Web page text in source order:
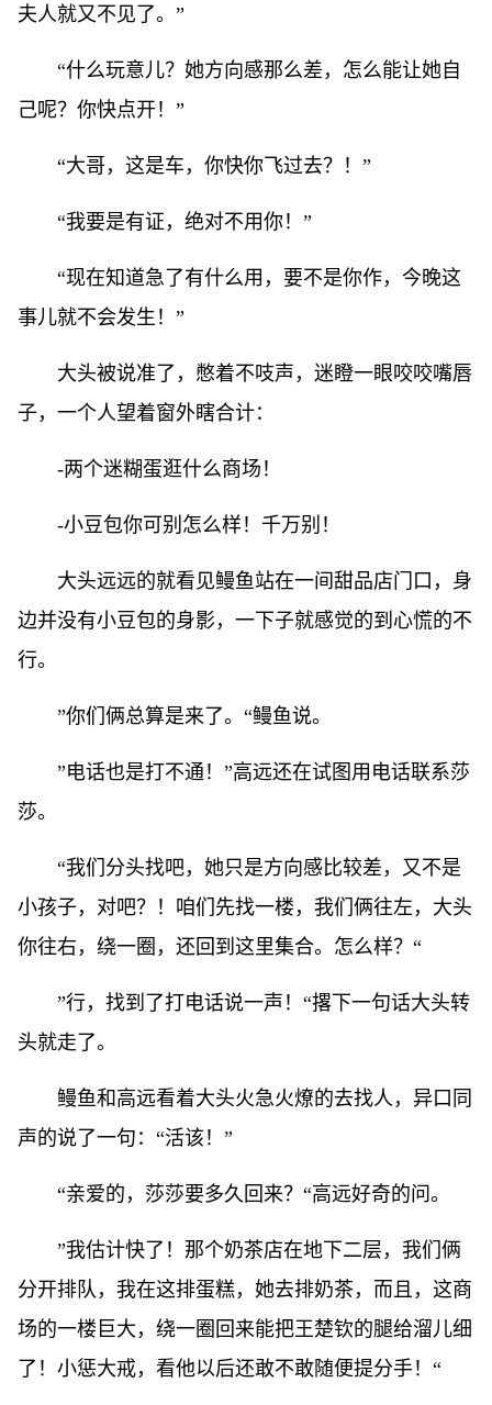
夫人就又不见了。”
“什么玩意儿？她方向感那么差，怎么能让她自
己呢？你快点开！”
“大哥，这是车，你快你飞过去？！”
“我要是有证，绝对不用你！”
“现在知道急了有什么用，要不是你作，今晚这
事儿就不会发生！”
大头被说准了，憋着不吱声，迷瞪一眼咬咬嘴唇
子，一个人望着窗外瞎合计：
-两个迷糊蛋逛什么商场！
-小豆包你可别怎么样！千万别！
大头远远的就看见鳗鱼站在一间甜品店门口，身
边并没有小豆包的身影，一下子就感觉的到心慌的不
行。
”你们俩总算是来了。“鳗鱼说。
”电话也是打不通！”高远还在试图用电话联系莎
莎。
“我们分头找吧，她只是方向感比较差，又不是
小孩子，对吧？！咱们先找一楼，我们俩往左，大头
你往右，绕一圈，还回到这里集合。怎么样？“
”行，找到了打电话说一声！“撂下一句话大头转
头就走了。
鳗鱼和高远看着大头火急火燎的去找人，异口同
声的说了一句：“活该！”
“亲爱的，莎莎要多久回来？“高远好奇的问。
”我估计快了！那个奶茶店在地下二层，我们俩
分开排队，我在这排蛋糕，她去排奶茶，而且，这商
场的一楼巨大，绕一圈回来能把王楚钦的腿给溜儿细
了！小惩大戒，看他以后还敢不敢随便提分手！“